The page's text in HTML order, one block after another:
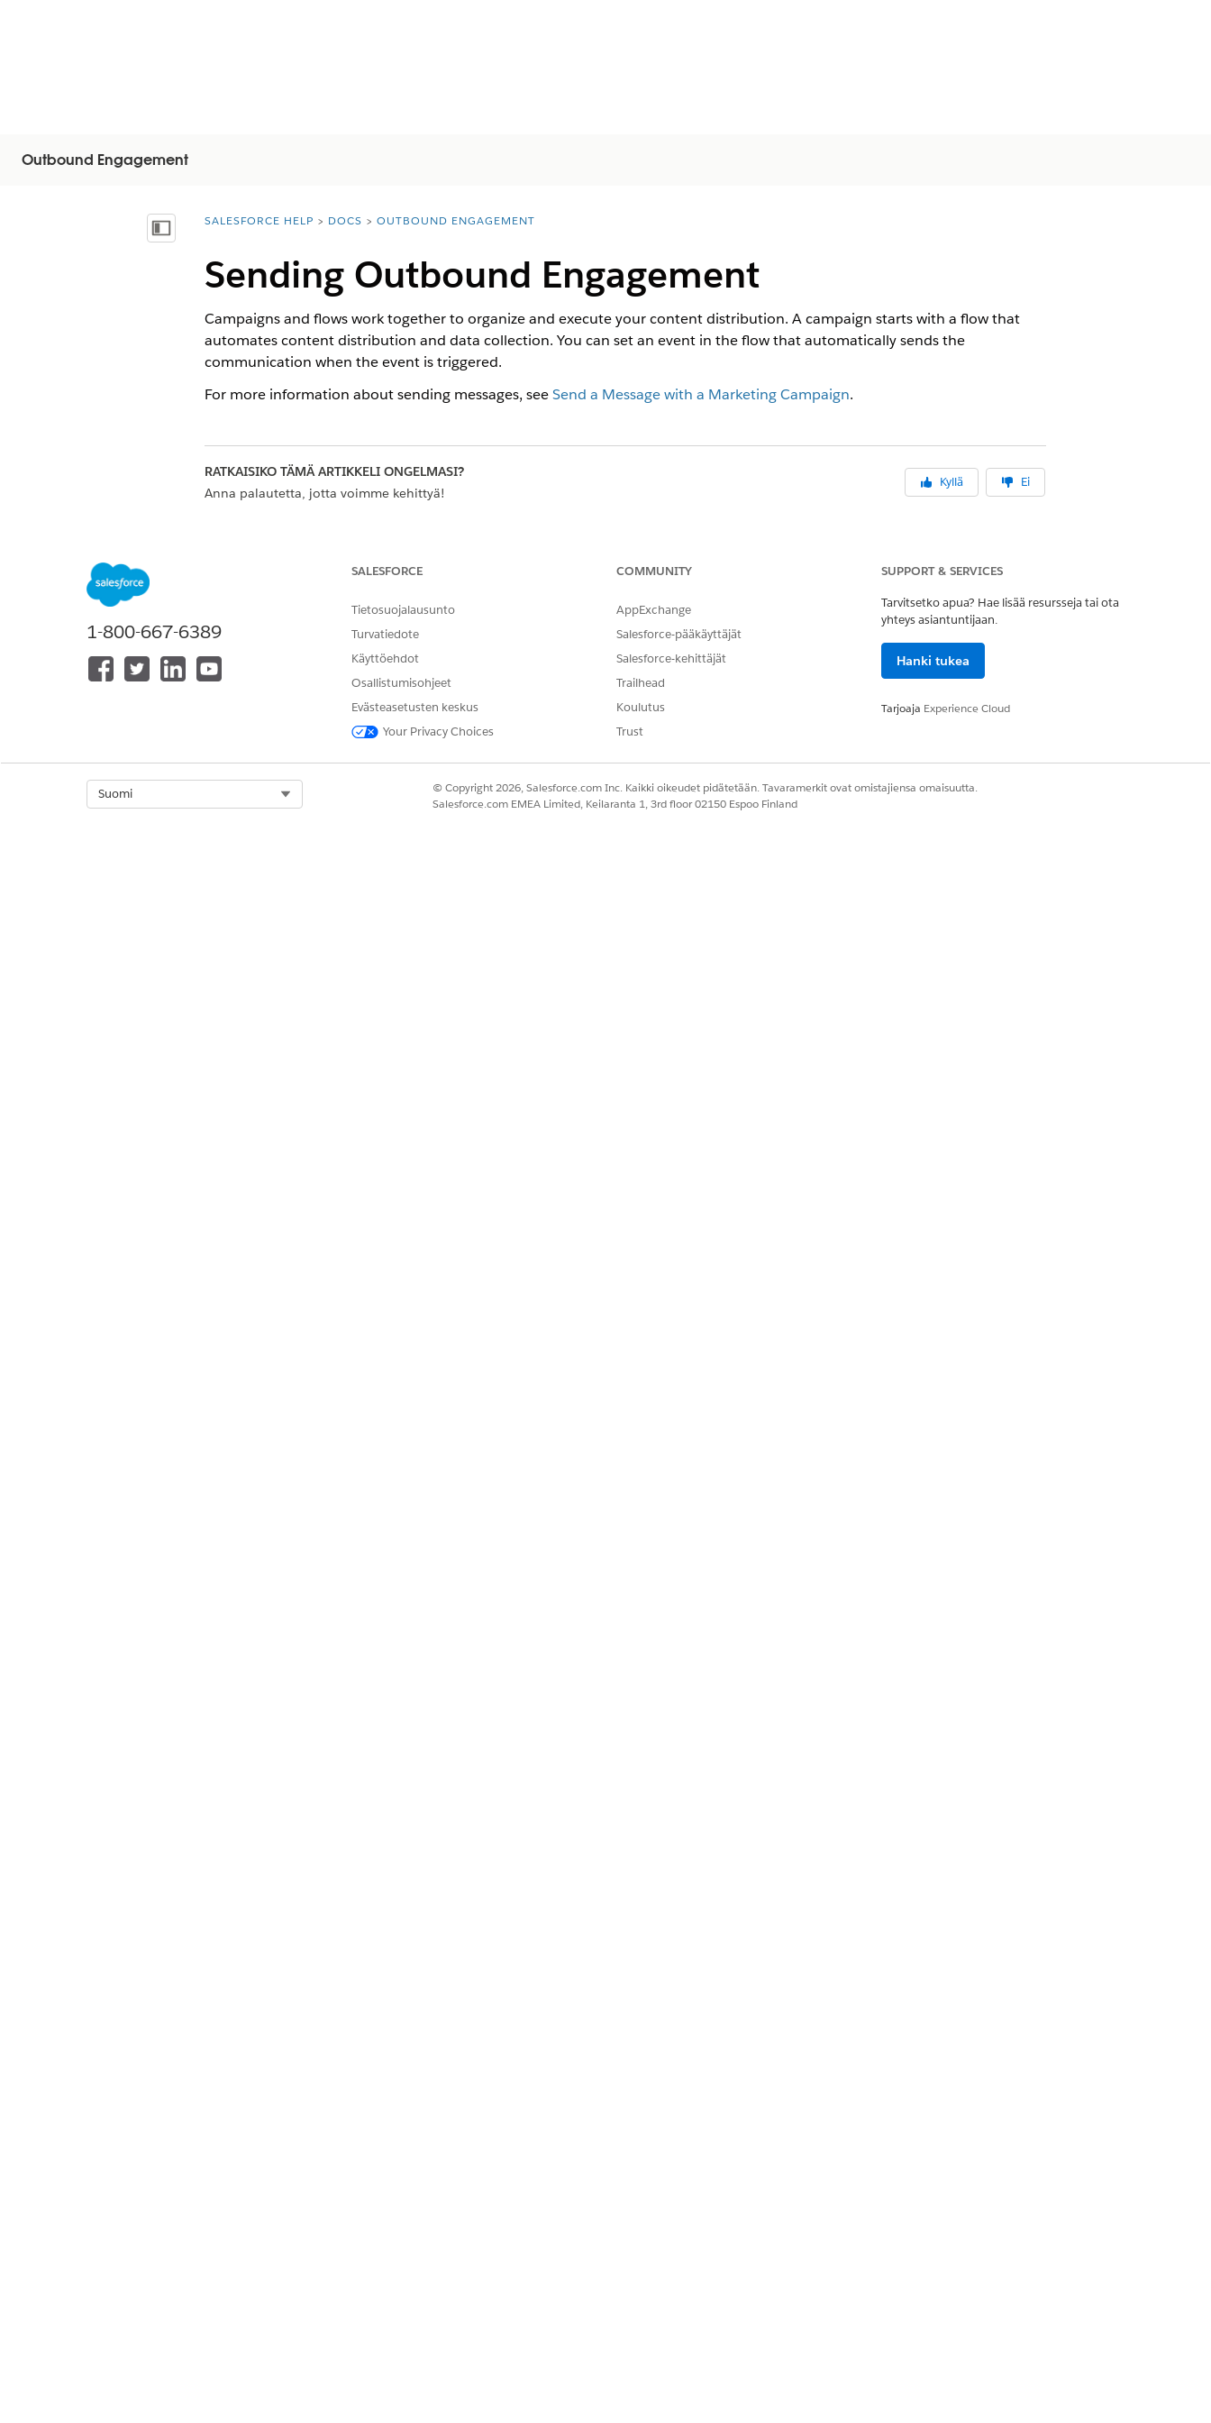
Outbound Engagement
Näytä sisällysluettelo
You are here:
SALESFORCE HELP DOCS OUTBOUND ENGAGEMENT
Sending Outbound Engagement
Campaigns and flows work together to organize and execute your content distribution. A campaign starts with a flow that
automates content distribution and data collection. You can set an event in the flow that automatically sends the
communication when the event is triggered.
For more information about sending messages, seeSend a Message with a Marketing Campaign.
RATKAISIKO TÄMÄ ARTIKKELI ONGELMASI?
Anna palautetta, jotta voimme kehittyä!
Kyllä Ei
1-800-667-6389
SALESFORCE
Tietosuojalausunto
Turvatiedote
Käyttöehdot
Osallistumisohjeet
Evästeasetusten keskus
Your Privacy Choices
COMMUNITY
AppExchange
Salesforce-pääkäyttäjät
Salesforce-kehittäjät
Trailhead
Koulutus
Trust
SUPPORT & SERVICES
Tarvitsetko apua? Hae lisää resursseja tai ota
yhteys asiantuntijaan.
Hanki tukea
Tarjoaja Experience Cloud
Suomi
© Copyright 2026, Salesforce.com Inc. Kaikki oikeudet pidätetään. Tavaramerkit ovat omistajiensa omaisuutta.
Salesforce.com EMEA Limited, Keilaranta 1, 3rd floor 02150 Espoo Finland